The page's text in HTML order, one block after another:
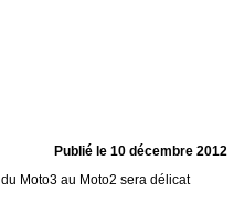
Publié le 10 décembre 2012
Moto3 au Moto2 sera délicat